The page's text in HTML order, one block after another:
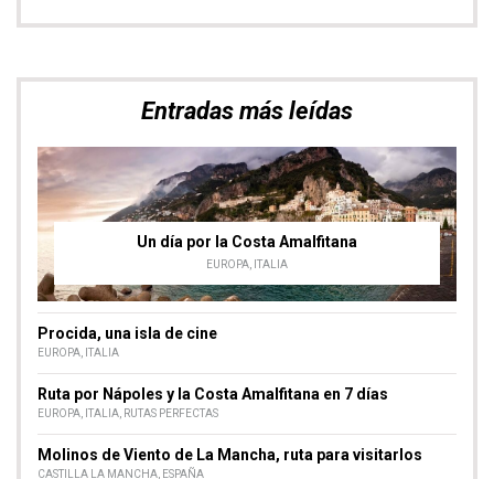
Un día por la Costa Amalfitana
Procida, una isla de cine
Ruta por Nápoles y la Costa Amalfitana en 7 días
EUROPA, ITALIA,RUTAS PERFECTAS
Molinos de Viento de La Mancha, ruta para visitarlos
CASTILLA LA MANCHA
Semuc Champey y la cueva de Kamba, aventura en
Guatemala
AMÉRICA,GUATEMALA
Buscador